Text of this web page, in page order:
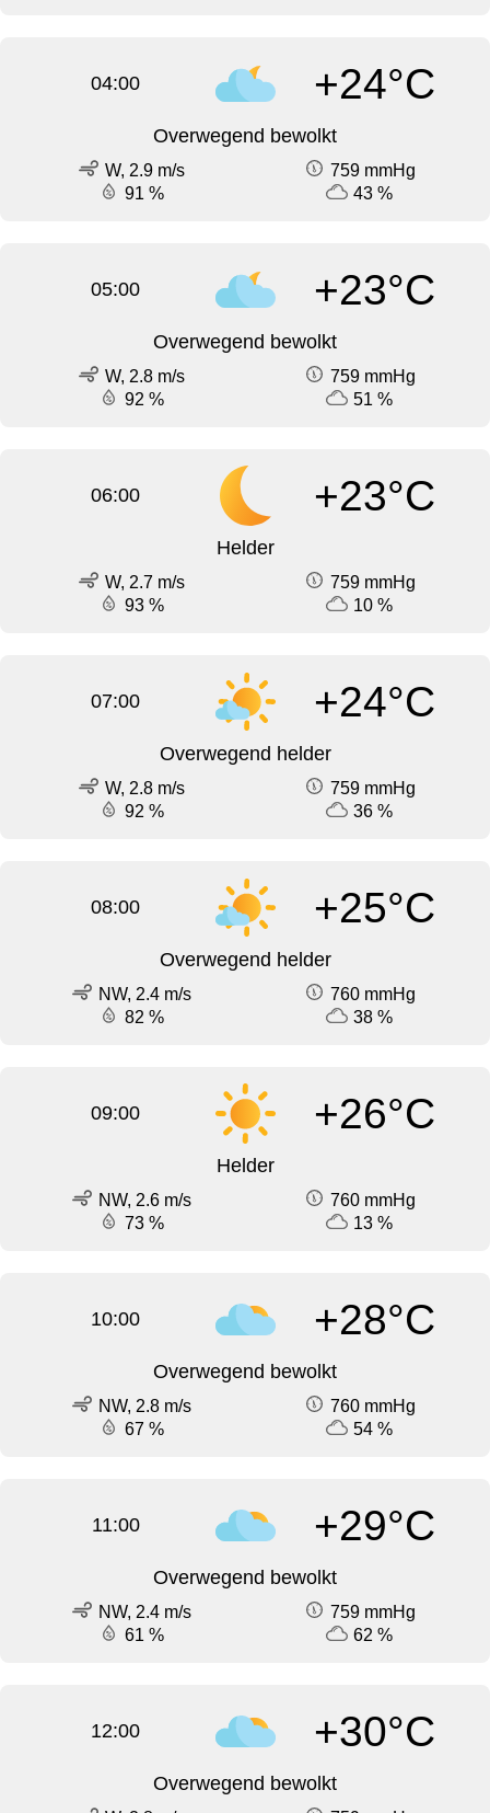
04:00 +24°C
Overwegend bewolkt
W, 2.9 m/s
759 mmHg
91 %
43 %
05:00 +23°C
Overwegend bewolkt
W, 2.8 m/s
759 mmHg
92 %
51 %
06:00 +23°C
Helder
W, 2.7 m/s
759 mmHg
93 %
10 %
07:00 +24°C
Overwegend helder
W, 2.8 m/s
759 mmHg
92 %
36 %
08:00 +25°C
Overwegend helder
NW, 2.4 m/s
760 mmHg
82 %
38 %
09:00 +26°C
Helder
NW, 2.6 m/s
760 mmHg
73 %
13 %
10:00 +28°C
Overwegend bewolkt
NW, 2.8 m/s
760 mmHg
67 %
54 %
11:00 +29°C
Overwegend bewolkt
NW, 2.4 m/s
759 mmHg
61 %
62 %
12:00 +30°C
Overwegend bewolkt